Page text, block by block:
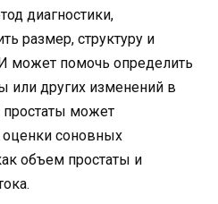
диагностики,
размер, структуру и
может помочь определить
или других изменений в
простаты может
оценки соновных
объем простаты и